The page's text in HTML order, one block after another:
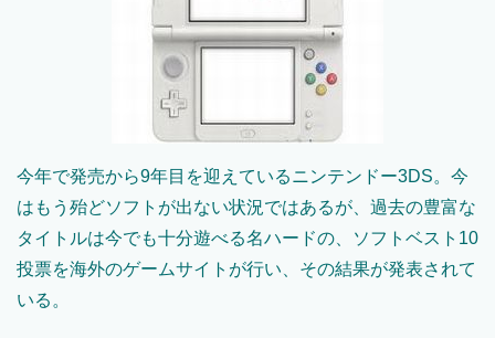
今年で発売から9年目を迎えているニンテンドー3DS。今
はもう殆どソフトが出ない状況ではあるが、過去の豊富な
タイトルは今でも十分遊べる名ハードの、ソフトベスト10
投票を海外のゲームサイトが行い、その結果が発表されて
いる。